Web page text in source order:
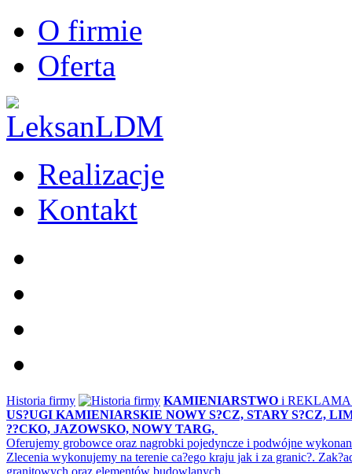
O firmie
Oferta
Realizacje
Kontakt
Historia firmy KAMIENIARSTWO i
US?UGI KAMIENIARSKIE NOWY S?CZ, STARY S?CZ,
??CKO, JAZOWSKO, NOWY TARG,
Oferujemy grobowce oraz nagrobki pojedyncze i podwójne
Zlecenia wykonujemy na terenie ca?ego kraju jak i za granic?.
granitowych oraz elementów budowlanych.